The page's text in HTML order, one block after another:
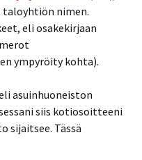
nimen.
eli osakekirjaan
ympyröity kohta).
asuinhuoneiston
siis kotiosoitteeni
sijaitsee. Tässä